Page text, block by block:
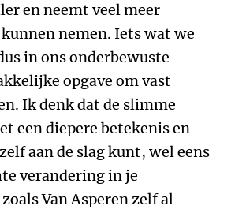
en neemt veel meer
nemen. Iets wat we
in ons onderbewuste
opgave om vast
Ik denk dat de slimme
een diepere betekenis en
aan de slag kunt, wel eens
verandering in je
Van Asperen zelf al